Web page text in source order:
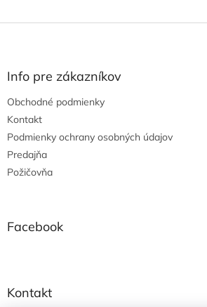
Z
Info pre zákazníkov
Obchodné podmienky
Kontakt
Podmienky ochrany osobných údajov
Predajňa
Požičovňa
Facebook
Kontakt